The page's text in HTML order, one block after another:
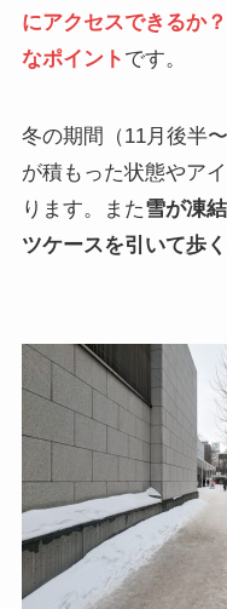
にアクセスできるか
なポイント です。
冬の期間（11月後半
が積もった状態やア
ります。また雪が凍
ツケースを引いて歩